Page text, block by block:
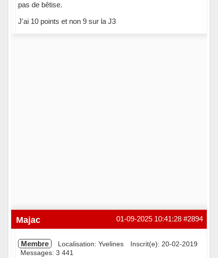
pas de bêtise.
J'ai 10 points et non 9 sur la J3
#2894
01-09-2025 10:41:28
Majac
Membre Localisation: Yvelines
Inscrit(e): 20-02-2019
Messages: 3 441